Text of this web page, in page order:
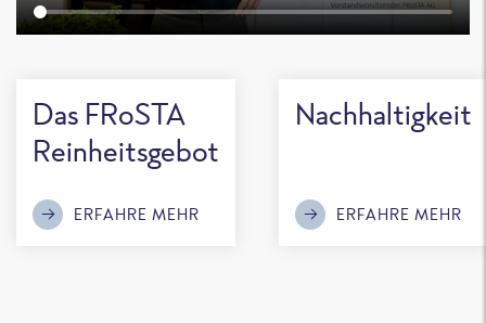
Das FRoSTA
Reinheitsgebot
ERFAHRE MEHR
Nachhaltigkeit
ERFAHRE MEHR